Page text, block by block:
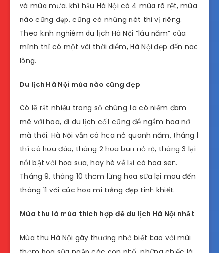
và mùa mưa, khí hậu Hà Nội có 4 mùa rõ rệt, mùa
nào cũng đẹp, cũng có những nét thi vị riêng.
Theo kinh nghiêm du lịch Hà Nội “lâu năm” của
mình thì có một vài thời điểm, Hà Nội đẹp đến nao
lòng.
Du lịch Hà Nội mùa nào cũng đẹp
Có lẽ rất nhiều trong số chúng ta có niềm đam
mê với hoa, đi du lịch cốt cũng để ngắm hoa nở
mà thôi. Hà Nội vẫn có hoa nở quanh năm, tháng 1
thì có hoa đào, tháng 2 hoa ban nở rộ, tháng 3 lại
nổi bật với hoa sưa, hay hè về lại có hoa sen.
Tháng 9, tháng 10 thơm lừng hoa sữa lại mau đến
tháng 11 với cúc hoa mi trắng đẹp tinh khiết.
Mùa thu là mùa thích hợp để du lịch Hà Nội nhất
Mùa thu Hà Nội gây thương nhớ biết bao với mùi